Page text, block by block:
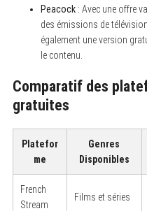
Peacock: Avec une offre
des émissions de
également une version
le contenu.
Comparatif des
gratuites
Platefor
me
Genres
Disponibles
French
Stream
Films et séries